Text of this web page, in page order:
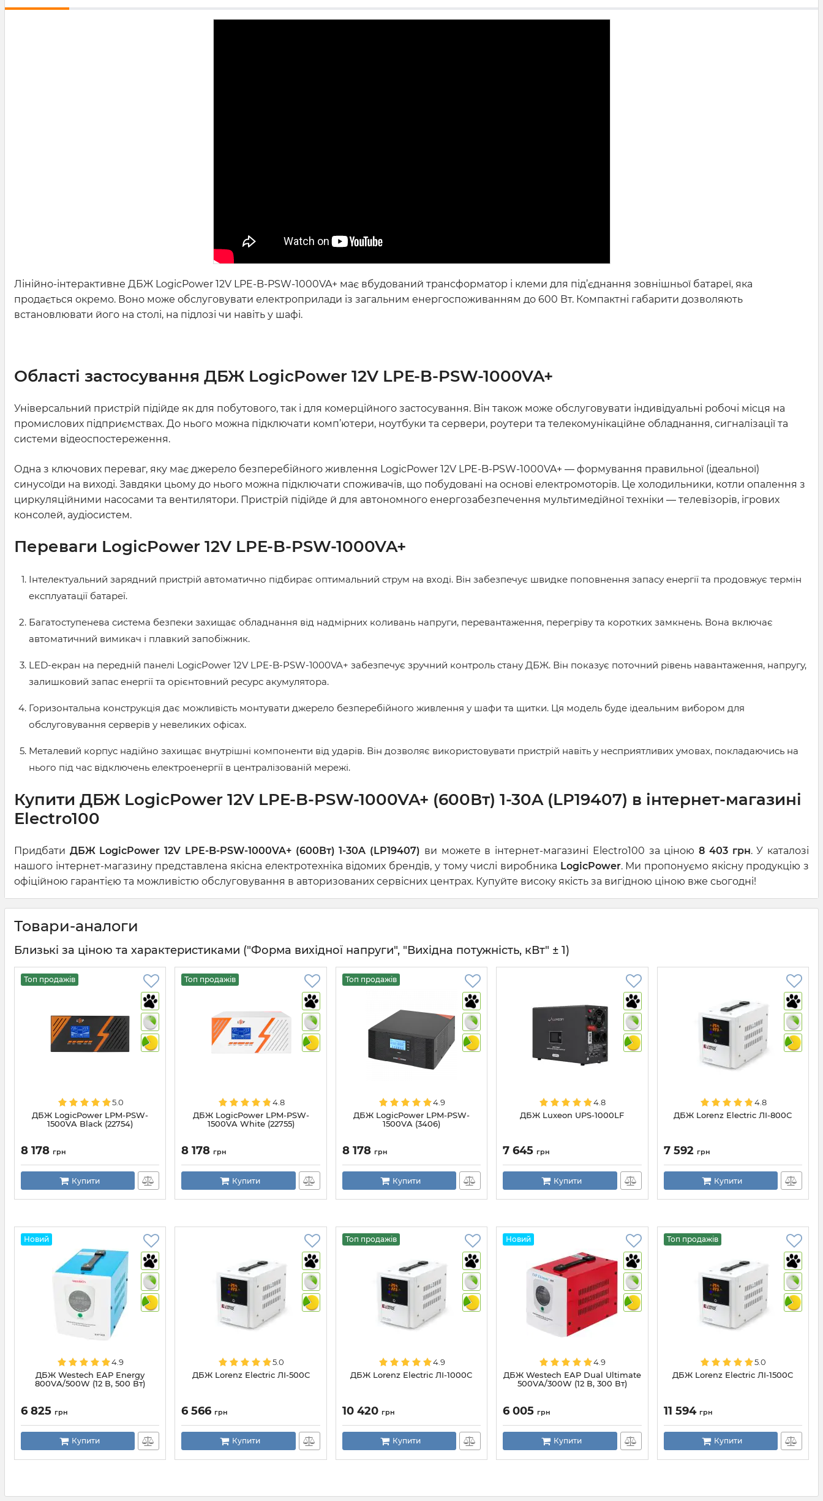
Лінійно-інтерактивне ДБЖ LogicPower 12V LPE-B-PSW-1000VA+ має вбудований трансформатор і клеми для під’єднання зовнішньої батареї, яка
продається окремо. Воно може обслуговувати електроприлади із загальним енергоспоживанням до 600 Вт. Компактні габарити дозволяють
встановлювати його на столі, на підлозі чи навіть у шафі.
Області застосування ДБЖ LogicPower 12V LPE-B-PSW-1000VA+
Універсальний пристрій підійде як для побутового, так і для комерційного застосування. Він також може обслуговувати індивідуальні робочі місця на
промислових підприємствах. До нього можна підключати комп’ютери, ноутбуки та сервери, роутери та телекомунікаційне обладнання, сигналізації та
системи відеоспостереження.
Одна з ключових переваг, яку має джерело безперебійного живлення LogicPower 12V LPE-B-PSW-1000VA+ — формування правильної (ідеальної)
синусоїди на виході. Завдяки цьому до нього можна підключати споживачів, що побудовані на основі електромоторів. Це холодильники, котли опалення з
циркуляційними насосами та вентилятори. Пристрій підійде й для автономного енергозабезпечення мультимедійної техніки — телевізорів, ігрових
консолей, аудіосистем.
Переваги LogicPower 12V LPE-B-PSW-1000VA+
Інтелектуальний зарядний пристрій автоматично підбирає оптимальний струм на вході. Він забезпечує швидке поповнення запасу енергії та продовжує термін
експлуатації батареї.
Багатоступенева система безпеки захищає обладнання від надмірних коливань напруги, перевантаження, перегріву та коротких замкнень. Вона включає
автоматичний вимикач і плавкий запобіжник.
LED-екран на передній панелі LogicPower 12V LPE-B-PSW-1000VA+ забезпечує зручний контроль стану ДБЖ. Він показує поточний рівень навантаження, напругу,
залишковий запас енергії та орієнтовний ресурс акумулятора.
Горизонтальна конструкція дає можливість монтувати джерело безперебійного живлення у шафи та щитки. Ця модель буде ідеальним вибором для
обслуговування серверів у невеликих офісах.
Металевий корпус надійно захищає внутрішні компоненти від ударів. Він дозволяє використовувати пристрій навіть у несприятливих умовах, покладаючись на
нього під час відключень електроенергії в централізованій мережі.
Купити ДБЖ LogicPower 12V LPE-B-PSW-1000VA+ (600Вт) 1-30A (LP19407) в інтернет-магазині
Electro100
Придбати ДБЖ LogicPower 12V LPE-B-PSW-1000VA+ (600Вт) 1-30A (LP19407) ви можете в інтернет-магазині Electro100 за ціною8 403 грн. У каталозі
нашого інтернет-магазину представлена якісна електротехніка відомих брендів, у тому числі виробника LogicPower. Ми пропонуємо якісну продукцію з
офіційною гарантією та можливістю обслуговування в авторизованих сервісних центрах. Купуйте високу якість за вигідною ціною вже сьогодні!
Товари-аналоги
Близькі за ціною та характеристиками ("Форма вихідної напруги", "Вихідна потужність, кВт" ± 1)
Топ продажів
5.0
ДБЖ LogicPower LPM-PSW-
1500VA Black (22754)
8 178 грн
Купити
Топ продажів
4.8
ДБЖ LogicPower LPM-PSW-
1500VA White (22755)
8 178 грн
Купити
Топ продажів
4.9
ДБЖ LogicPower LPM-PSW-
1500VA (3406)
8 178 грн
Купити
4.8
ДБЖ Luxeon UPS-1000LF
7 645 грн
Купити
4.8
ДБЖ Lorenz Electric ЛІ-800С
7 592 грн
Купити
Новий
4.9
ДБЖ Westech EAP Energy
800VA/500W (12 В, 500 Вт)
6 825 грн
Купити
5.0
ДБЖ Lorenz Electric ЛІ-500С
6 566 грн
Купити
Топ продажів
4.9
ДБЖ Lorenz Electric ЛІ-1000С
10 420 грн
Купити
Новий
4.9
ДБЖ Westech EAP Dual Ultimate
500VA/300W (12 В, 300 Вт)
6 005 грн
Купити
Топ продажів
5.0
ДБЖ Lorenz Electric ЛІ-1500С
11 594 грн
Купити